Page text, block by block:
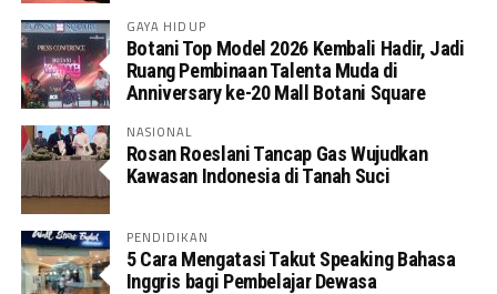
GAYA HIDUP
Botani Top Model 2026 Kembali Hadir, Jadi
Ruang Pembinaan Talenta Muda di
Anniversary ke-20 Mall Botani Square
NASIONAL
Rosan Roeslani Tancap Gas Wujudkan
Kawasan Indonesia di Tanah Suci
PENDIDIKAN
5 Cara Mengatasi Takut Speaking Bahasa
Inggris bagi Pembelajar Dewasa